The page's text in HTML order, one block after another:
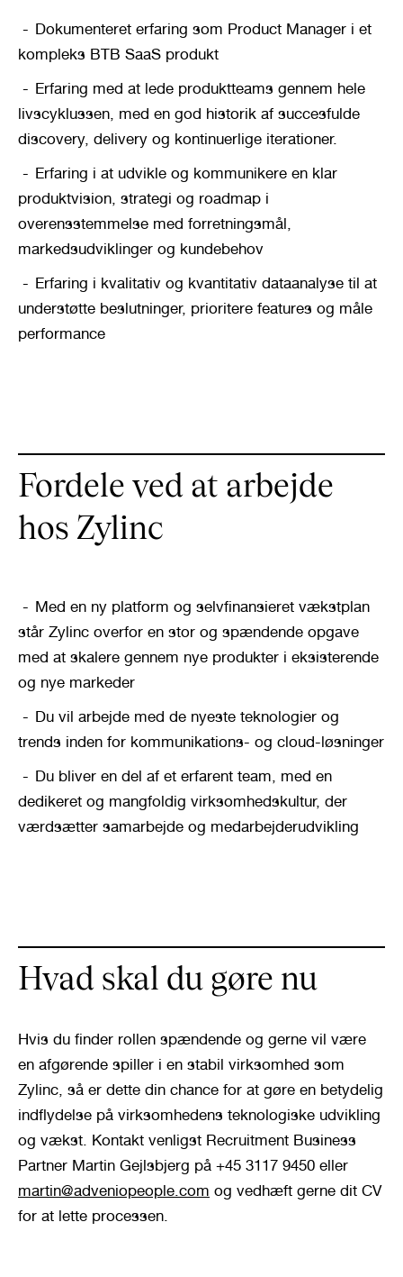
Dokumenteret erfaring som Product Manager i et
kompleks BTB SaaS produkt
Erfaring med at lede produktteams gennem hele
livscyklussen, med en god historik af succesfulde
discovery, delivery og kontinuerlige iterationer.
Erfaring i at udvikle og kommunikere en klar
produktvision, strategi og roadmap i
overensstemmelse med forretningsmål,
markedsudviklinger og kundebehov
Erfaring i kvalitativ og kvantitativ dataanalyse til at
understøtte beslutninger, prioritere features og måle
performance
Fordele ved at arbejde
hos Zylinc
Med en ny platform og selvfinansieret vækstplan
står Zylinc overfor en stor og spændende opgave
med at skalere gennem nye produkter i eksisterende
og nye markeder
Du vil arbejde med de nyeste teknologier og
trends inden for kommunikations- og cloud-løsninger
Du bliver en del af et erfarent team, med en
dedikeret og mangfoldig virksomhedskultur, der
værdsætter samarbejde og medarbejderudvikling
Hvad skal du gøre nu
Hvis du finder rollen spændende og gerne vil være
en afgørende spiller i en stabil virksomhed som
Zylinc, så er dette din chance for at gøre en betydelig
indflydelse på virksomhedens teknologiske udvikling
og vækst. Kontakt venligst Recruitment Business
martin@adveniopeople.com og vedhæft gerne dit CV
for at lette processen.